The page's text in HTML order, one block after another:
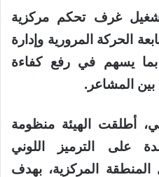
غرف تحكم مركزية
الحركة المرورية وإدارة
بما يسهم في رفع كفاءة
بين المشاعر.
أطلقت الهيئة منظومة
على الترميز اللوني
المركزية، بهدف